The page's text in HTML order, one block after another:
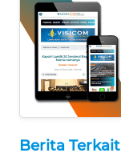
Berita Terkait
SERDANG
WN
TEBING
TINGGI
PAKPAK